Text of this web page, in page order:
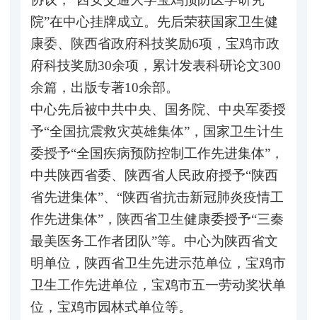
院”在中心挂牌成立。先后荣获国家卫生健
康委、陕西省政府科技奖励6项，宝鸡市政
府科技奖励30余项，累计发表科研论文300
余篇，出版专著10余部。
中心先后被中共中央、国务院、中央军委授
予“全国抗震救灾英雄集体”，国家卫生计生
委授予“全国疾病预防控制工作先进集体”，
中共陕西省委、陕西省人民政府授予“陕西
省先进集体”、“陕西省抗击新冠肺炎疫情工
作先进集体”，陕西省卫生健康委授予“三秦
最美医务工作者团队”等。中心为陕西省文
明单位，陕西省卫生先进示范单位，宝鸡市
卫生工作先进单位，宝鸡市五一劳动奖状单
位，宝鸡市园林式单位等。